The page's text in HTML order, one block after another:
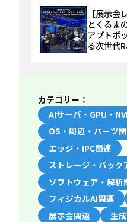
【展示会
とくるま
アプトポ
る次世代
カテゴリー：
AIサーバ・GPU・
OS・周辺・パーツ
エッジ・IPC関連
ストレージ・バック
ソフトウェア・解析
フィジカルAI関連
展示会関連
生